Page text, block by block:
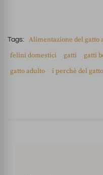
Tags: Alimentazione del gatto
felini domestici
gatti gatti
gatto adulto
i perchè del gatto